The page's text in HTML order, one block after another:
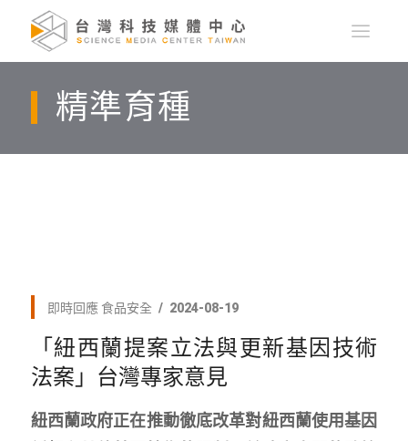
精準育種
即時回應 食品安全 2024-08-19
「紐西蘭提案立法與更新基因技術
法案」台灣專家意見
紐西蘭政府正在推動徹底改革對紐西蘭使用基因